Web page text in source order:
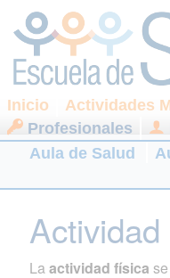
Inicio Actividades
Profesionales
Aula de Salud
Laactividad física